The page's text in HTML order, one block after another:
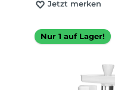
Jetzt merken
Nur 1 auf Lager!